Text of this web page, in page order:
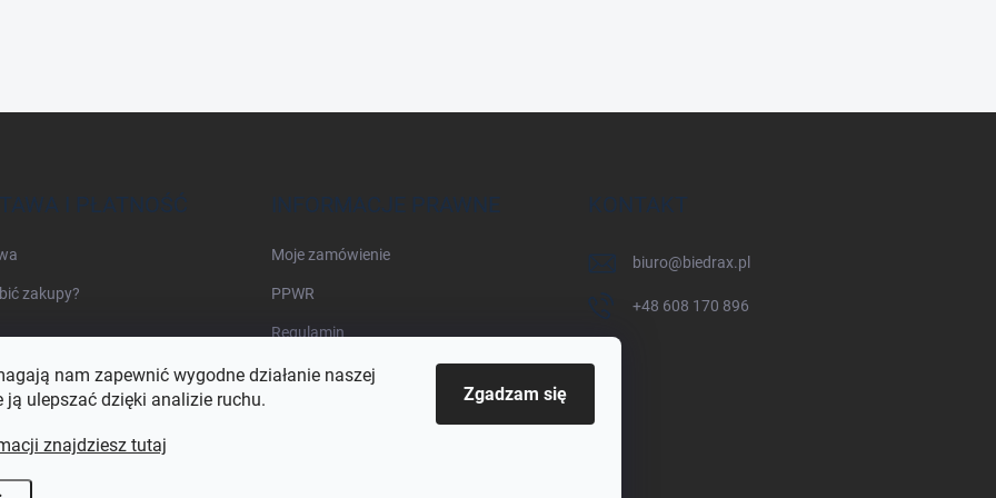
nam zapewnić wygodne działanie naszej
ją ulepszać dzięki analizie ruchu.
znajdziesz tutaj
Zgadzam się
I PŁATNOŚĆ
zakupy?
INFORMACJE PRAWNE
Moje zamówienie
PPWR
Regulamin
KONTAKT
biuro@biedrax.pl
+48 608 170 896